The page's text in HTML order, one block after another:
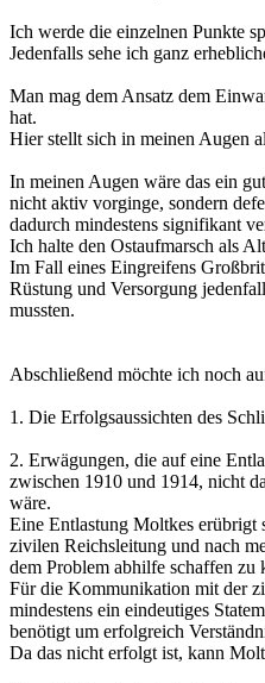
Ich werde die einzelnen Punkte
Jedenfalls sehe ich ganz
Man mag dem Ansatz dem
hat.
Hier stellt sich in meinen Augen
In meinen Augen wäre das ein
nicht aktiv vorginge, sondern
dadurch mindestens signifikant
Ich halte den Ostaufmarsch als
Im Fall eines Eingreifens
Rüstung und Versorgung
mussten.
Abschließend möchte ich noch
1. Die Erfolgsaussichten des
2. Erwägungen, die auf eine
zwischen 1910 und 1914, nicht
wäre.
Eine Entlastung Moltkes erübrigt
zivilen Reichsleitung und nach
dem Problem abhilfe schaffen zu
Für die Kommunikation mit der
mindestens ein eindeutiges
benötigt um erfolgreich
Da das nicht erfolgt ist, kann